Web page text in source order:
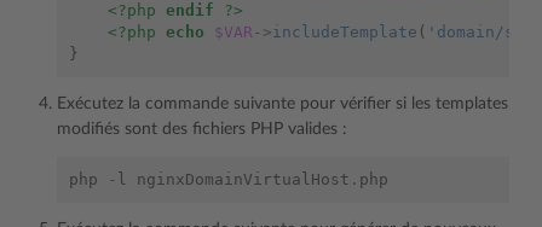
<?php endif
?>
<?php echo $VAR->includeTemplate ( 'domain/
}
Exécutez la commande suivante pour vérifier si les templates
modifiés sont des fichiers PHP valides :
php - l nginxDomainVirtualHost . php